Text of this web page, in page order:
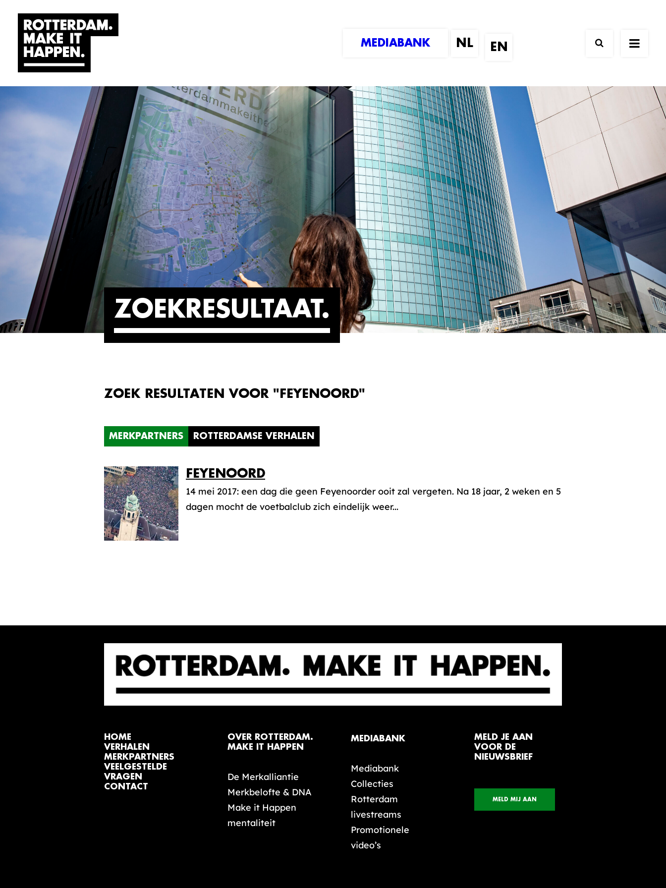
MEDIABANK
ZOEKRESULTAAT
ZOEK RESULTATEN VOOR "FEYENOORD"
MERKPARTNERS ROTTERDAMSE VERHALEN
FEYENOORD
14 mei 2017: een dag die geen Feyenoorder ooit zal vergeten. Na 18 jaar, 2 weken en 5
dagen mocht de voetbalclub zich eindelijk weer...
HOME
VERHALEN
MERKPARTNERS
VEELGESTELDE
VRAGEN
CONTACT
OVER ROTTERDAM.
MAKE IT HAPPEN
De Merkalliantie
Merkbelofte & DNA
Make it Happen
mentaliteit
MEDIABANK
Mediabank
Collecties
Rotterdam
livestreams
Promotionele
video’s
MELD JE AAN
VOOR DE
NIEUWSBRIEF
MELD MIJ AAN